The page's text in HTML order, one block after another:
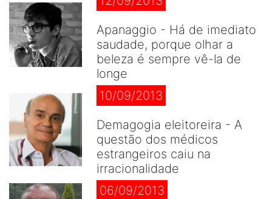
Apanaggio - Há de imediato
saudade, porque olhar a
beleza é sempre vê-la de
longe
10/09/2013
Demagogia eleitoreira - A
questão dos médicos
estrangeiros caiu na
irracionalidade
06/09/2013